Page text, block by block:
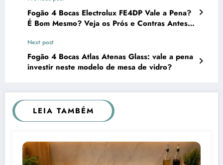
Fogão 4 Bocas Electrolux FE4DP Vale a Pena?
É Bom Mesmo? Veja os Prós e Contras Antes
Next post
Fogão 4 Bocas Atlas Atenas Glass: vale a pena
investir neste modelo de mesa de vidro?
LEIA TAMBÉM